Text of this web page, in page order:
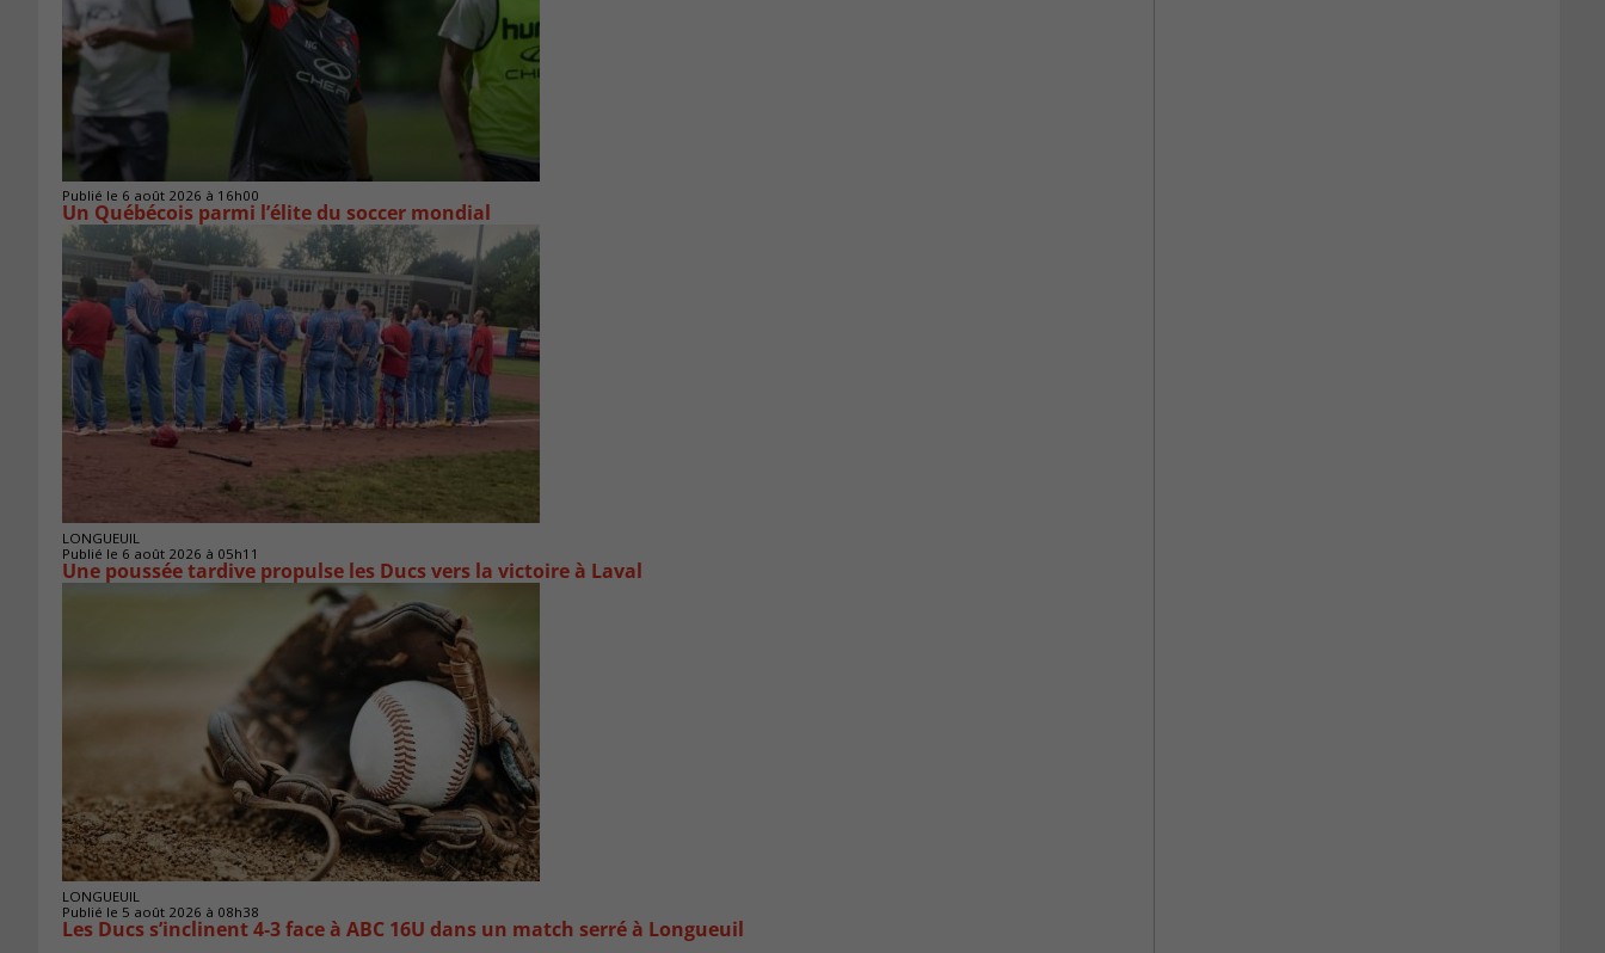
Publié le 6 août 2026 à 16h00
Un Québécois parmi l’élite du soccer mondial
LONGUEUIL
Publié le 6 août 2026 à 05h11
Une poussée tardive propulse les Ducs vers la victoire à Laval
LONGUEUIL
Publié le 5 août 2026 à 08h38
Les Ducs s’inclinent 4‑3 face à ABC 16U dans un match serré à Longueuil